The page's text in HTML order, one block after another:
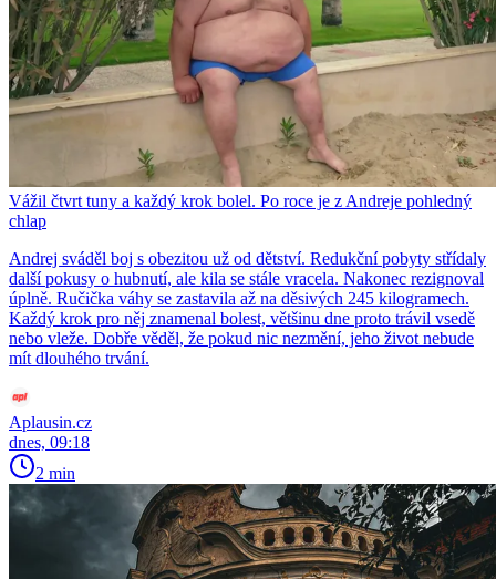
Vážil čtvrt tuny a každý krok bolel. Po roce je z Andreje pohledný
chlap
Andrej sváděl boj s obezitou už od dětství. Redukční pobyty střídaly
další pokusy o hubnutí, ale kila se stále vracela. Nakonec rezignoval
úplně. Ručička váhy se zastavila až na děsivých 245 kilogramech.
Každý krok pro něj znamenal bolest, většinu dne proto trávil vsedě
nebo vleže. Dobře věděl, že pokud nic nezmění, jeho život nebude
mít dlouhého trvání.
Aplausin.cz
dnes, 09:18
2 min